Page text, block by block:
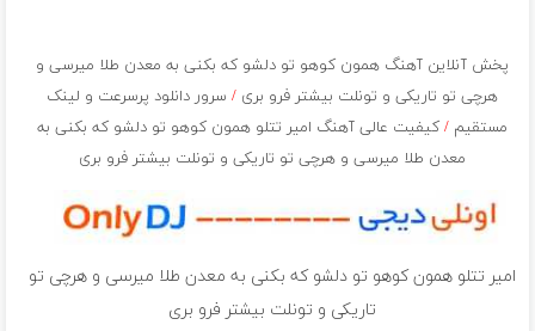
پخش آنلاین آهنگ همون کوهو تو دلشو که بکنی به معدن طلا میرسی و
هرچی تو تاریکی و تونلت بیشتر فرو بری /سرور دانلود پرسرعت و لینک
مستقیم /کیفیت عالی آهنگ امیر تتلو همون کوهو تو دلشو که بکنی به
معدن طلا میرسی و هرچی تو تاریکی و تونلت بیشتر فرو بری
امیر تتلو همون کوهو تو دلشو که بکنی به معدن طلا میرسی و هرچی تو
تاریکی و تونلت بیشتر فرو بری